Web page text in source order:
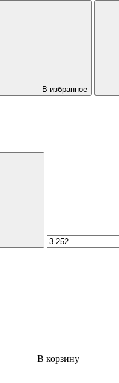
В избранное
В корзину